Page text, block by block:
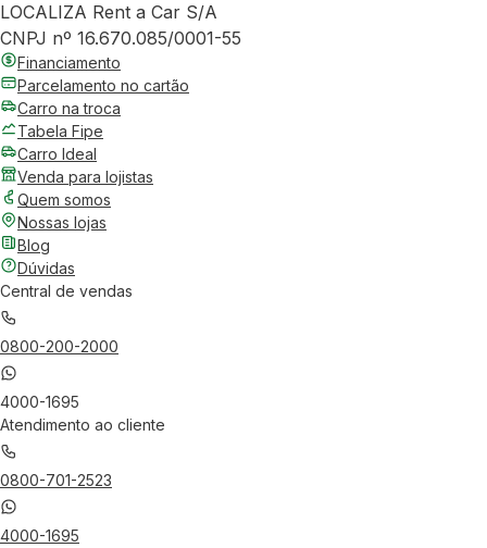
LOCALIZA Rent a Car S/A
CNPJ nº 16.670.085/0001-55
Financiamento
Parcelamento no cartão
Carro na troca
Tabela Fipe
Carro Ideal
Venda para lojistas
Quem somos
Nossas lojas
Blog
Dúvidas
Central de vendas
0800-200-2000
4000-1695
Atendimento ao cliente
0800-701-2523
4000-1695